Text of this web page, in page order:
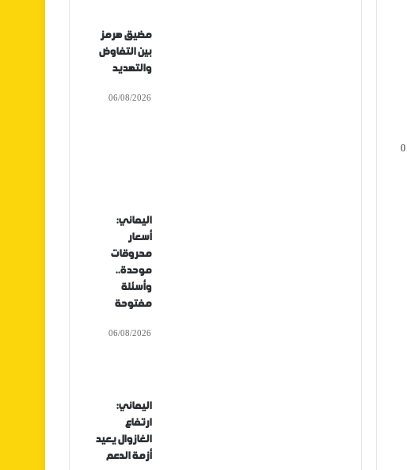
0
مضيق هرمز
بين التفاوض
والتهديد
06/08/2026
اليماني:
أسعار
محروقات
موحدة..
وأسئلة
مفتوحة
06/08/2026
اليماني:
ارتفاع
الغازوال يعيد
أزمة الدعم